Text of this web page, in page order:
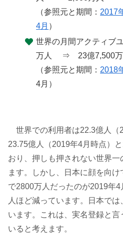
（参照元と期間： 2017
4月 ）
世界の月間アクティブ
万人 ⇒ 23億7,500万
（参照元と期間： 2018
4月）
世界での利用者は22.3億人（
23.75億人（2019年4月時点）
おり、押しも押されない世界
ます。しかし、日本に顔を向
で2800万人だったのが2019年
人ほど減っています。日本で
います。これは、実名登録と
いると考えます。